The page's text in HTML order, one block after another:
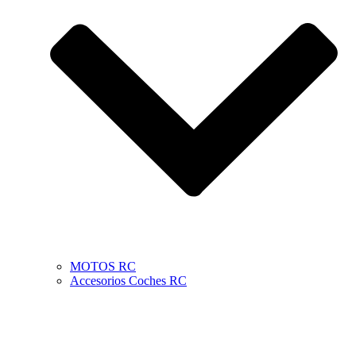
MOTOS RC
Accesorios Coches RC